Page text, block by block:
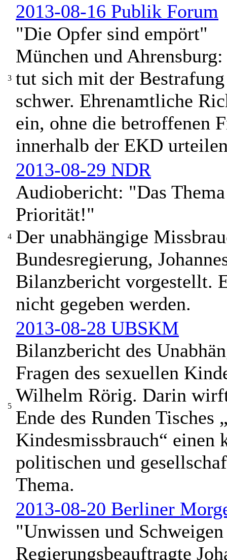
3
2013-08-16 Publik Forum
"Die Opfer sind empört"
München und
tut sich mit der
schwer. Ehrenamtliche
ein, ohne die betroffenen
innerhalb der EKD
4
2013-08-29 NDR
Audiobericht: "Das
Priorität!"
Der unabhängige
Bundesregierung,
Bilanzbericht vorgestellt.
nicht gegeben werden.
5
2013-08-28 UBSKM
Bilanzbericht des
Fragen des sexuellen
Wilhelm Rörig. Darin
Ende des Runden Tisches
Kindesmissbrauch“
politischen und
Thema.
2013-08-20 Berliner
"Unwissen und
Regierungsbeauftragte